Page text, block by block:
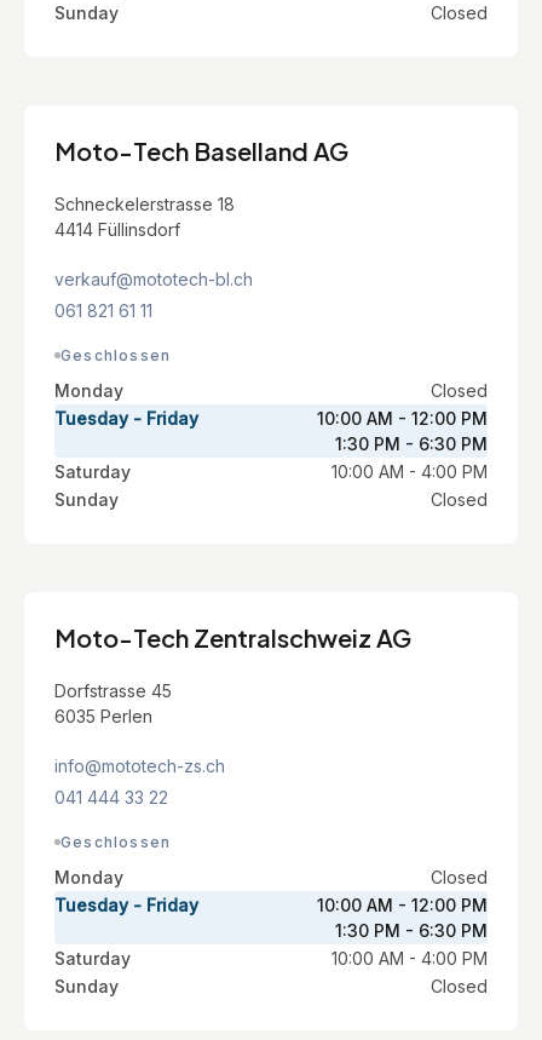
Sunday
Closed
Moto-Tech Baselland AG
Schneckelerstrasse 18
4414 Füllinsdorf
verkauf@mototech-bl.ch
061 821 61 11
Geschlossen
Monday
Closed
Tuesday - Friday
10:00 AM - 12:00 PM
1:30 PM - 6:30 PM
Saturday
10:00 AM - 4:00 PM
Sunday
Closed
Moto-Tech Zentralschweiz AG
Dorfstrasse 45
6035 Perlen
info@mototech-zs.ch
041 444 33 22
Geschlossen
Monday
Closed
Tuesday - Friday
10:00 AM - 12:00 PM
1:30 PM - 6:30 PM
Saturday
10:00 AM - 4:00 PM
Sunday
Closed